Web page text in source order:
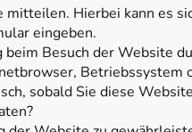
Hierbei kann es
eingeben.
Besuch der Website
Betriebssystem
sobald Sie diese